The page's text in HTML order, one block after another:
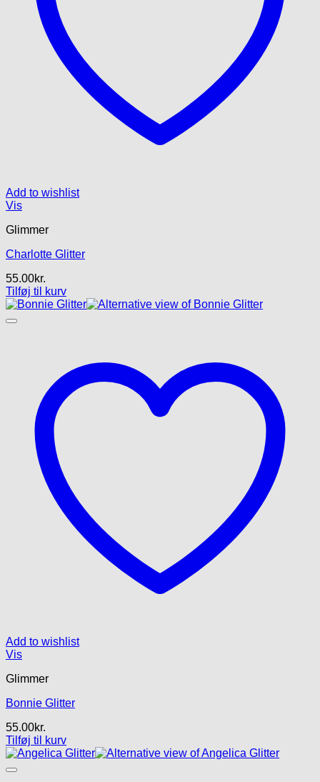
Add to wishlist
Vis
Glimmer
Charlotte Glitter
55.00kr.
Tilføj til kurv
Add to wishlist
Vis
Glimmer
Bonnie Glitter
55.00kr.
Tilføj til kurv